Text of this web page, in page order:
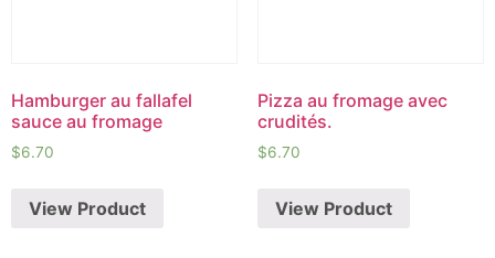
Hamburger au fallafel
sauce au fromage
$6.70
View Product
Pizza au fromage avec
crudités.
$6.70
View Product